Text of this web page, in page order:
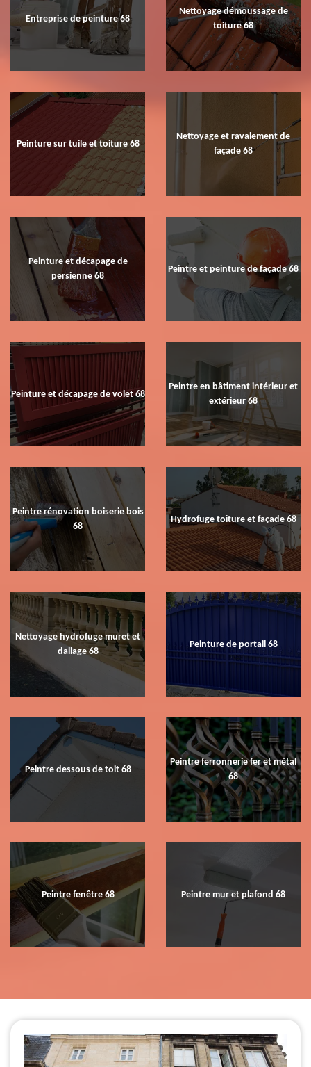
Entreprise de peinture 68
Nettoyage démoussage de
toiture 68
Peinture sur tuile et toiture 68
Nettoyage et ravalement de
façade 68
Peinture et décapage de
persienne 68
Peintre et peinture de façade 68
Peinture et décapage de volet 68
Peintre en bâtiment intérieur et
extérieur 68
Peintre rénovation boiserie bois
68
Hydrofuge toiture et façade 68
Nettoyage hydrofuge muret et
dallage 68
Peinture de portail 68
Peintre dessous de toit 68
Peintre ferronnerie fer et métal
68
Peintre fenêtre 68 Peintre mur et plafond 68